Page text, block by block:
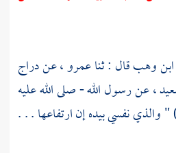
ابن وهبقال : ثناعمرو، عندراج
، عن رسول الله - صلى الله عليه
والذي نفسي بيده إن ارتفاعها . . .